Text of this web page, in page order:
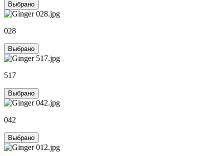
Выбрано
028
Выбрано
517
Выбрано
042
Выбрано